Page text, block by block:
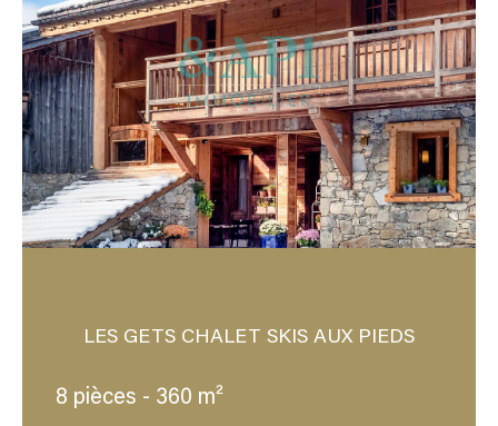
LES GETS CHALET SKIS AUX PIEDS
8 pièces - 360 m²